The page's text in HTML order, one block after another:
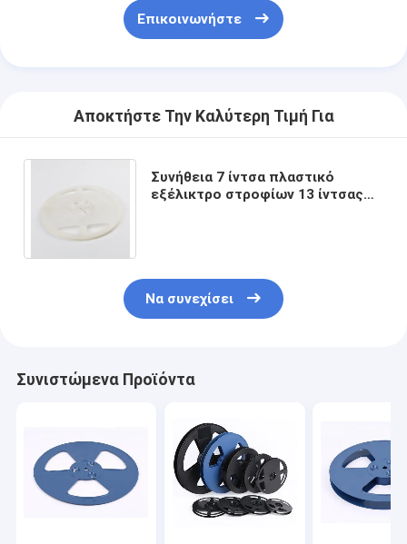
Επικοινωνήστε
Αποκτήστε Την Καλύτερη Τιμή Για
Συνήθεια 7 ίντσα πλαστικό
εξέλικτρο στροφίων 13 ίντσας
Να συνεχίσει
Συνιστώμενα Προϊόντα